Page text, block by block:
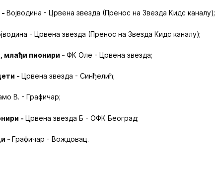
-Војводина - Црвена звезда (Пренос на Звезда Кидс каналу);
- Црвена звезда (Пренос на Звезда Кидс каналу);
млађи пионири -ФК Оле - Црвена звезда;
-Црвена звезда - Синђелић;
В. - Графичар;
-Црвена звезда Б - ОФК Београд;
-Графичар - Вождовац.